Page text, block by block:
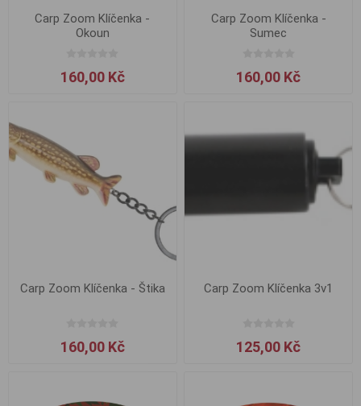
Carp Zoom Klíčenka -
Okoun
160,00 Kč
Carp Zoom Klíčenka -
Sumec
160,00 Kč
Carp Zoom Klíčenka - Štika
160,00 Kč
Carp Zoom Klíčenka 3v1
125,00 Kč